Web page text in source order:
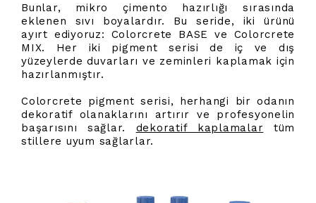
Bunlar, mikro çimento hazırlığı sırasında
eklenen sıvı boyalardır. Bu seride, iki ürünü
ayırt ediyoruz: Colorcrete BASE ve Colorcrete
MIX. Her iki pigment serisi de iç ve dış
yüzeylerde duvarları ve zeminleri kaplamak için
hazırlanmıştır.
Colorcrete pigment serisi, herhangi bir odanın
dekoratif olanaklarını artırır ve profesyonelin
başarısını sağlar.
dekoratif kaplamalar
tüm
stillere uyum sağlarlar.